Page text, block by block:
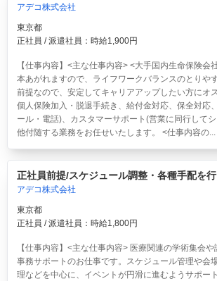
アデコ株式会社
東京都
正社員 / 派遣社員：時給1,900円
【仕事内容】<主な仕事内容> <大手国内生命保険会
本あがれますので、ライフワークバランスのとりや
前提なので、安定してキャリアアップしたい方にオ
個人保険加入・脱退手続き、給付金対応、保全対応
ール・電話)、カスタマーサポート(営業に同行して
他付随する業務をお任せいたします。 <仕事内容の...
正社員前提/スケジュール調整・各種手配を
アデコ株式会社
東京都
正社員 / 派遣社員：時給1,800円
【仕事内容】<主な仕事内容> 医療関連の学術集会
事務サポートのお仕事です。スケジュール管理や会
理などを中心に、イベントが円滑に進むようサポー